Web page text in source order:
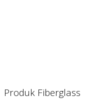
Produk Fiberglass